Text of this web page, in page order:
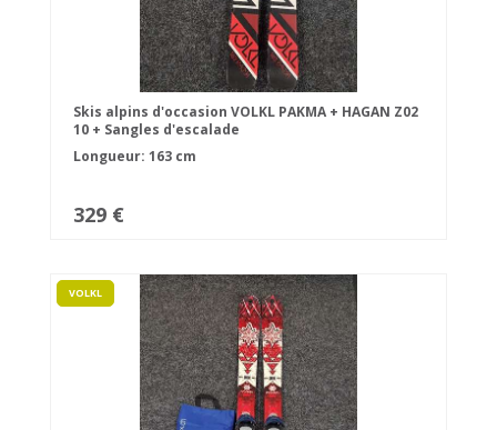
Skis alpins d'occasion VOLKL PAKMA + HAGAN Z02
10 + Sangles d'escalade
Longueur: 163 cm
329 €
VOLKL